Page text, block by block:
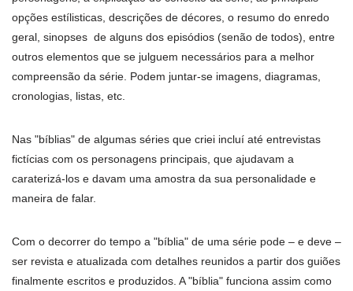
opções estílisticas, descrições de décores, o resumo do enredo
geral, sinopses de alguns dos episódios (senão de todos), entre
outros elementos que se julguem necessários para a melhor
compreensão da série. Podem juntar-se imagens, diagramas,
cronologias, listas, etc.
Nas "bíblias" de algumas séries que criei incluí até entrevistas
fictícias com os personagens principais, que ajudavam a
caraterizá-los e davam uma amostra da sua personalidade e
maneira de falar.
Com o decorrer do tempo a "bíblia" de uma série pode – e deve –
ser revista e atualizada com detalhes reunidos a partir dos guiões
finalmente escritos e produzidos. A "bíblia" funciona assim como